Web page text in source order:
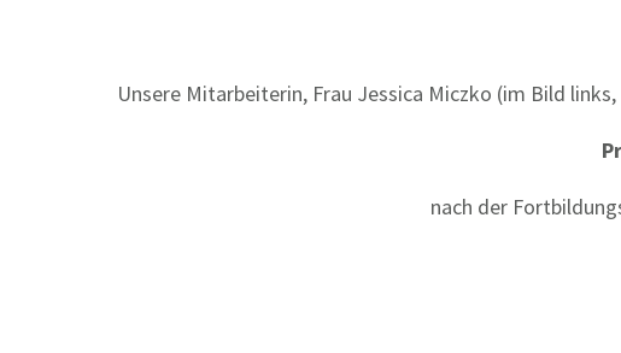
Unsere Mitarbeiterin, Frau Jessica Miczko (im Bild
nach der